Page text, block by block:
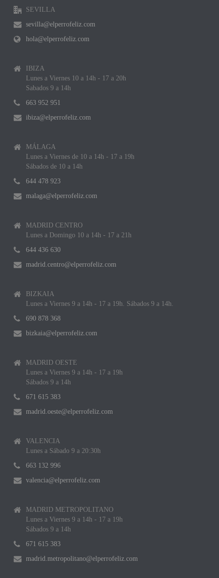
SEVILLA
sevilla@elperrofeliz.com
hola@elperrofeliz.com
IBIZA
Lunes a Viernes 10 a 14h - 17 a 20h
Sabados 9 a 14h
663 952 951
ibiza@elperrofeliz.com
MÁLAGA
Lunes a Viernes de 10 a 14h - 17 a 19h
Sábados de 10 a 14h
644 478 923
malaga@elperrofeliz.com
MADRID CENTRO
Lunes a Domingo 10 a 14h - 17 a 21h
644 436 630
madrid.centro@elperrofeliz.com
BIZKAIA
Lunes a Viernes 9 a 14h - 17 a 19h. Sábados 9 a 14h.
690 878 368
bizkaia@elperrofeliz.com
MADRID OESTE
Lunes a Viernes 9 a 14h - 17 a 19h
Sábados 9 a 14h
671 615 383
madrid.oeste@elperrofeliz.com
VALENCIA
Lunes a Sábado 9 a 20:30h
663 132 996
valencia@elperrofeliz.com
MADRID METROPOLITANO
Lunes a Viernes 9 a 14h - 17 a 19h
Sábados 9 a 14h
671 615 383
madrid.metropolitano@elperrofeliz.com